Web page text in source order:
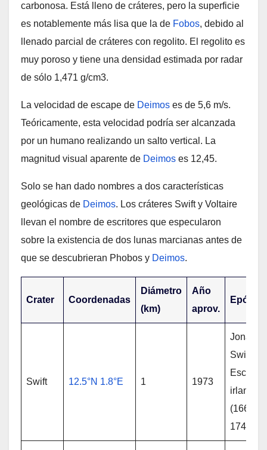
carbonosa. Está lleno de cráteres, pero la superficie
es notablemente más lisa que la de Fobos, debido al
llenado parcial de cráteres con regolito. El regolito es
muy poroso y tiene una densidad estimada por radar
de sólo 1,471 g/cm3.
La velocidad de escape de Deimos es de 5,6 m/s.
Teóricamente, esta velocidad podría ser alcanzada
por un humano realizando un salto vertical. La
magnitud visual aparente de Deimos es 12,45.
Solo se han dado nombres a dos características
geológicas de Deimos. Los cráteres Swift y Voltaire
llevan el nombre de escritores que especularon
sobre la existencia de dos lunas marcianas antes de
que se descubrieran Phobos y Deimos.
Crater Coordenadas
Diámetro
(km)
Año
aprov.
Swift 12.5°N 1.8°E 1 1973
Swift;
Escritor
irlandés
(1667-
1745)